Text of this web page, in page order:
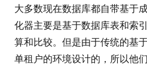
大多数现在数据库都自带基于
化器主要是基于数据库表和索
算和比较。但是由于传统的基
单租户的环境设计的，所以他